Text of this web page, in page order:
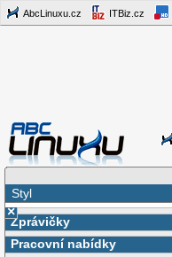
AbcLinuxu.cz ITBiz.cz
Styl
×
Zprávičky
Pracovní nabídky